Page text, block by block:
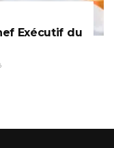
Exécutif du